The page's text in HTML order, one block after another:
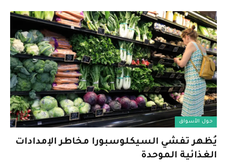
حول الأسواق
يُظهر تفشي السيكلوسبورا مخاطر الإمدادات
الغذائية الموحدة